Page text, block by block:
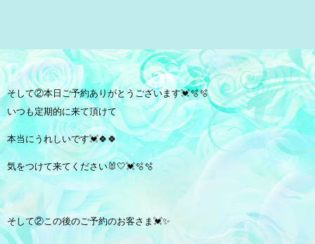
そして②本日ご予約ありがとうございます💓🫧🫧
いつも定期的に来て頂けて
本当にうれしいです💓🍀🍀
気をつけて来てください🐰🤍💓🫧🫧
そして②この後のご予約のお客さま💓✨